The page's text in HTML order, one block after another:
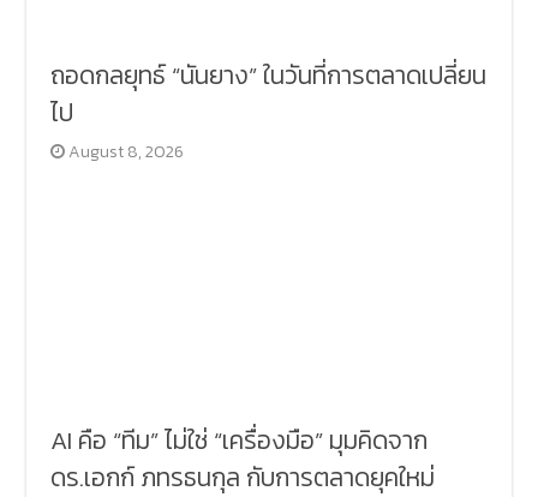
ถอดกลยุทธ์ “นันยาง” ในวันที่การตลาดเปลี่ยน
ไป
August 8, 2026
AI คือ “ทีม” ไม่ใช่ “เครื่องมือ” มุมคิดจาก
ดร.เอกก์ ภทรธนกุล กับการตลาดยุคใหม่